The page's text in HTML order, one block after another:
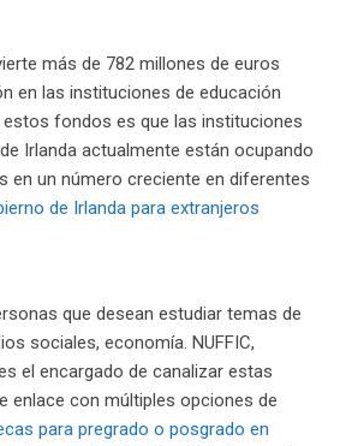
más de 782 millones de euros
en las instituciones de educación
estos fondos es que las instituciones
Irlanda actualmente están ocupando
en un número creciente en diferentes
de Irlanda para extranjeros
que desean estudiar temas de
sociales, economía. NUFFIC,
el encargado de canalizar estas
enlace con múltiples opciones de
para pregrado o posgrado en